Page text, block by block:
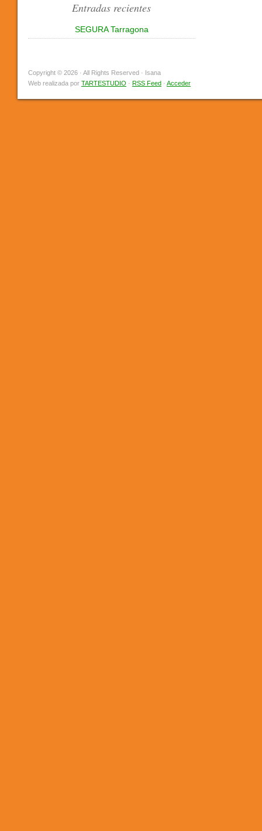
Entradas recientes
SEGURA Tarragona
Copyright © 2026 · All Rights Reserved · Isana
Web realizada por TARTESTUDIO · RSS Feed · Acceder